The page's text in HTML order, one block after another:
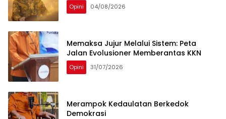
Opini 04/08/2026
Memaksa Jujur Melalui Sistem: Peta
Jalan Evolusioner Memberantas KKN
Opini 31/07/2026
Merampok Kedaulatan Berkedok
Demokrasi